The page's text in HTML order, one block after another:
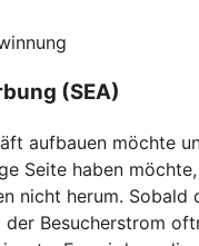
(SEA)
aufbauen möchte
Seite haben
nicht herum. Sobald
Besucherstrom